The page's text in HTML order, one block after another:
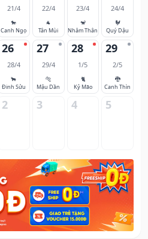
21/4
🐎
Canh Ngọ
22/4
🐐
Tân Mùi
23/4
🐒
Nhâm Thân
24/4
🐓
Quý Dậu
26
28/4
🐂
Đinh Sửu
27
29/4
🐅
Mậu Dần
28
1/5
🐈
Kỷ Mão
29
2/5
🐉
Canh Thìn
2 3 4 5